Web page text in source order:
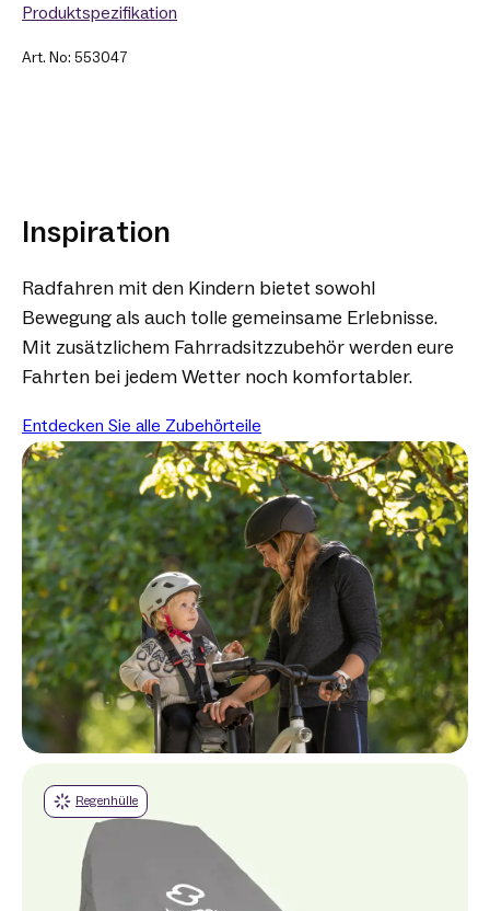
Produktspezifikation
Art. No: 553047
Inspiration
Radfahren mit den Kindern bietet sowohl
Bewegung als auch tolle gemeinsame Erlebnisse.
Mit zusätzlichem Fahrradsitzzubehör werden eure
Fahrten bei jedem Wetter noch komfortabler.
Entdecken Sie alle Zubehörteile
Regenhülle